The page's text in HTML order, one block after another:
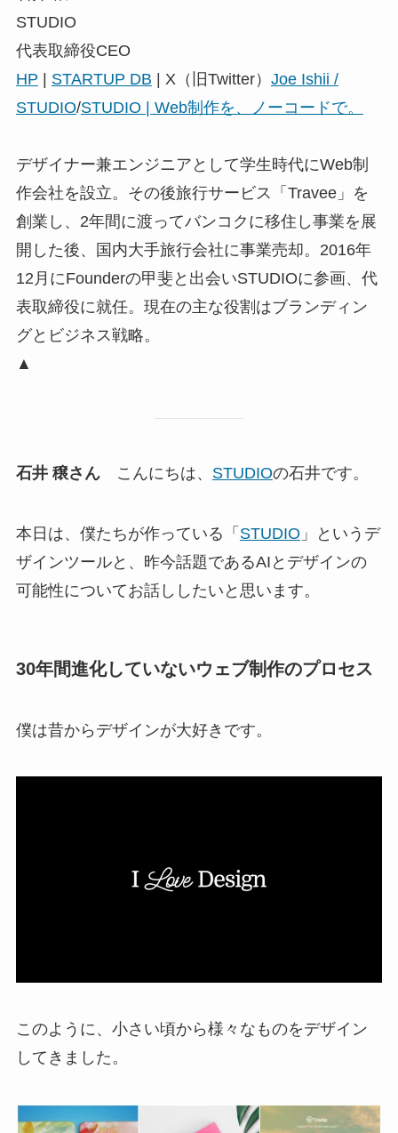
STUDIO
代表取締役CEO
HP
STARTUP DB | X（旧Twitter） Joe Ishii /
STUDIO/STUDIO | Web制作を、ノーコードで。
デザイナー兼エンジニアとして学生時代にWeb制
作会社を設立。その後旅行サービス「Travee」を
創業し、2年間に渡ってバンコクに移住し事業を展
開した後、国内大手旅行会社に事業売却。2016年
12月にFounderの甲斐と出会いSTUDIOに参画、代
表取締役に就任。現在の主な役割はブランディン
グとビジネス戦略。
▲
石井 穣さんこんにちは、 STUDIOの石井です。
本日は、僕たちが作っている「 STUDIO 」というデ
ザインツールと、昨今話題であるAIとデザインの
可能性についてお話ししたいと思います。
30年間進化していないウェブ制作のプロセス
僕は昔からデザインが大好きです。
このように、小さい頃から様々なものをデザイン
してきました。